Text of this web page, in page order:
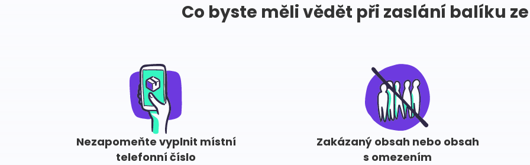
Co byste měli vědět při zaslání balíku
Nezapomeňte vyplnit místní
telefonní číslo
Zakázaný obsah nebo obsah
s omezením